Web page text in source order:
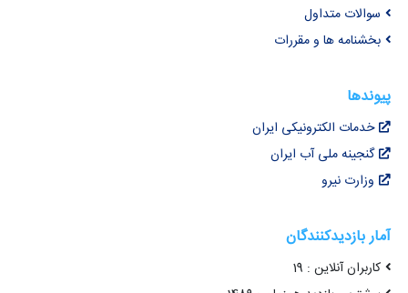
سوالات متداول
بخشنامه ها و مقررات
پیوندها
خدمات الکترونیکی ایران
گنجینه ملی آب ایران
وزارت نیرو
آمار بازدیدکنندگان
کاربران آنلاین : 19